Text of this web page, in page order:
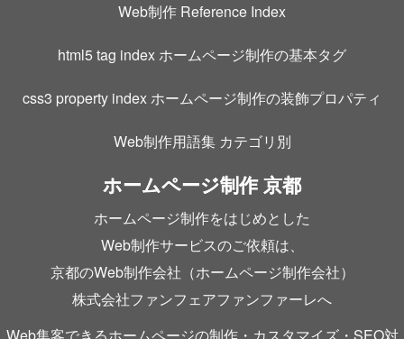
Web制作 Reference Index
html5 tag index ホームページ制作の基本タグ
css3 property index ホームページ制作の装飾プロパティ
Web制作用語集 カテゴリ別
ホームページ制作 京都
ホームページ制作をはじめとした
Web制作サービスのご依頼は、
京都のWeb制作会社（ホームページ制作会社）
株式会社ファンフェアファンファーレへ